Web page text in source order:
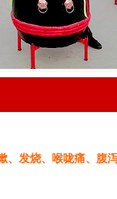
、喉咙痛、腹泻。***